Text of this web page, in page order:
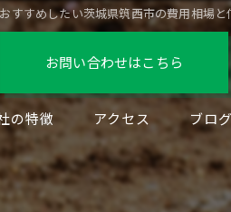
すすめしたい茨城県筑西市の費用相場と
お問い合わせはこちら
の特徴
イン
アクセス ブログ